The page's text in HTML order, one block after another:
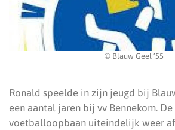
© Blauw Geel ’55
Ronald speelde in zijn jeugd bij
een aantal jaren bij vv Bennekom.
voetballoopbaan uiteindelijk weer